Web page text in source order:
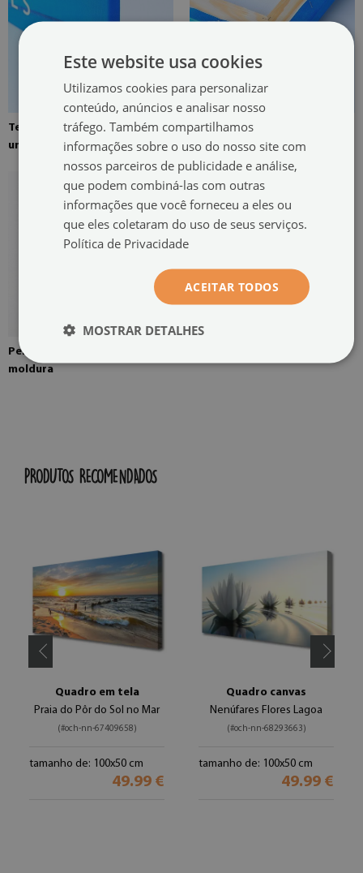
Tela de linho esticada sobre
uma moldura
Moldura de pinho para quadro
em tela
Pendente montado na
moldura
PRODUTOS RECOMENDADOS
Quadro em tela
Praia do Pôr do Sol no Mar
(#och-nn-67409658)
tamanho de: 100x50 cm
49.99 €
Quadro canvas
Nenúfares Flores Lagoa
(#och-nn-68293663)
tamanho de: 100x50 cm
49.99 €
Este website usa cookies
Utilizamos cookies para personalizar
conteúdo, anúncios e analisar nosso
tráfego. Também compartilhamos
informações sobre o uso do nosso site com
nossos parceiros de publicidade e análise,
que podem combiná-las com outras
informações que você forneceu a eles ou
que eles coletaram do uso de seus serviços.
Política de Privacidade
ACEITAR TODOS
MOSTRAR DETALHES